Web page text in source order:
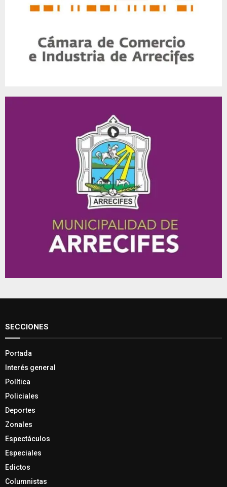
SECCIONES
Portada
Interés general
Política
Policiales
Deportes
Zonales
Espectáculos
Especiales
Edictos
Columnistas